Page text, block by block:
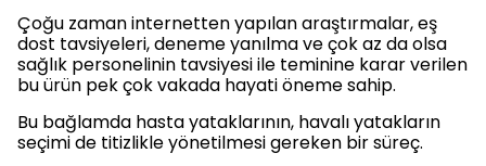
Çoğu zaman internetten yapılan araştırmalar, eş
dost tavsiyeleri, deneme yanılma ve çok az da olsa
sağlık personelinin tavsiyesi ile teminine karar verilen
bu ürün pek çok vakada hayati öneme sahip.
Bu bağlamda hasta yataklarının, havalı yatakların
seçimi de titizlikle yönetilmesi gereken bir süreç.